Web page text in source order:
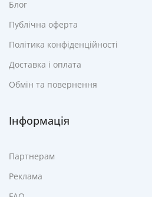
Блог
Публічна оферта
Політика конфіденційності
Доставка і оплата
Обмін та повернення
Інформація
Партнерам
Реклама